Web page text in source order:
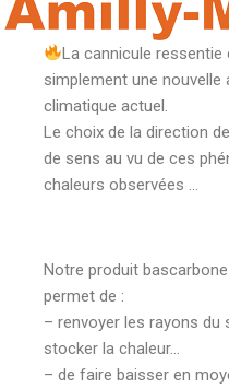
La cannicule
simplement une nouvelle
climatique actuel.
Le choix de la direction
de sens au vu de ces
chaleurs observées …
Notre produit
permet de :
– renvoyer les rayons du
stocker la chaleur…
– de faire baisser en